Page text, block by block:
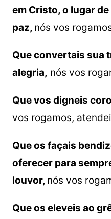
em Cristo, o lugar
paz, nós vos
Que convertais sua
alegria, nós vos
Que vos digneis
vos rogamos,
Que os façais
oferecer para
louvor, nós vos
Que os eleveis ao